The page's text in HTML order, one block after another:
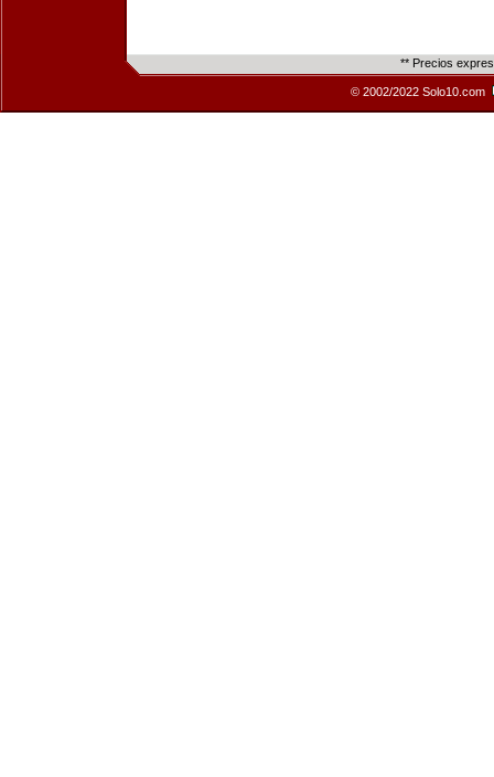
** Precios
© 2002/2022 Solo10.com